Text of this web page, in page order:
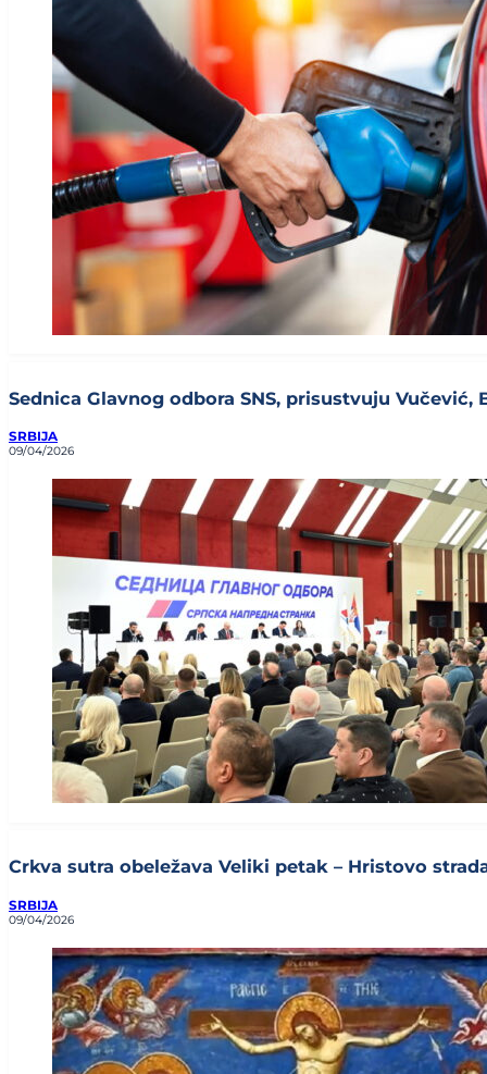
Sednica Glavnog odbora SNS, prisustvuju Vučević,
SRBIJA
09/04/2026
Crkva sutra obeležava Veliki petak – Hristovo
SRBIJA
09/04/2026